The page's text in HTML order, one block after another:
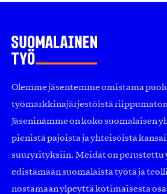
Olemme jäsentemme omistama
työmarkkinajärjestöistä
Jäseninämme on koko suomalaisen
pienistä pajoista ja yhteisöistä
suuryrityksiin. Meidät on perustettu
edistämään suomalaista työtä ja
nostamaan ylpeyttä kotimaisesta